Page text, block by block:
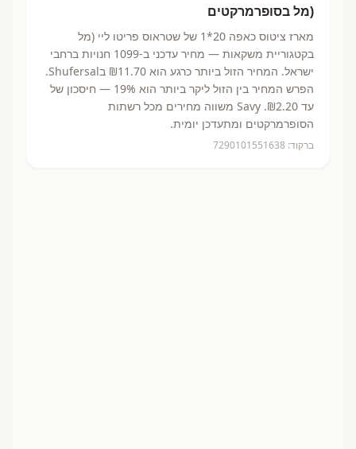
(מל בסופרמרקטים
מארז ציטוס כאפה 20*1
של שטראוס פריטו ליי (מל
בקטגוריית משקאות — מחיר עדכני ב-1099 חנויות ברחבי
ישראל. המחיר הזול ביותר כרגע הוא ₪11.70
בShufersal.
הפרש המחיר בין הזול ליקר ביותר הוא 19% — חיסכון של
עד ₪2.20.
Savy משווה מחירים מכל רשתות
הסופרמרקטים ומתעדכן יומית.
ברקוד: 7290101551638